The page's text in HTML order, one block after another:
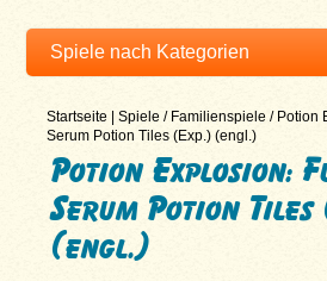
Startseite |Spiele / Familienspiele / Potion
Serum Potion Tiles (Exp.) (engl.)
Potion Explosion:
Serum Potion Tiles
(engl.)